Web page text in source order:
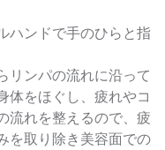
ハンドで手のひらと指
リンパの流れに沿って
体をほぐし、疲れやコ
流れを整えるので、疲
を取り除き美容面での